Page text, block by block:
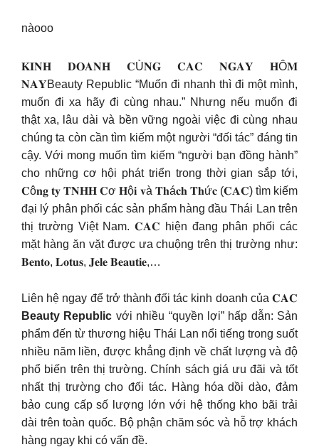
nàooo
𝐊𝐈𝐍𝐇 𝐃𝐎𝐀𝐍𝐇 𝐂Ù𝐍𝐆 𝐂𝐀𝐂 𝐍𝐆𝐀𝐘 𝐇Ô𝐌
𝐍𝐀𝐘Beauty Republic “Muốn đi nhanh thì đi một mình,
muốn đi xa hãy đi cùng nhau.” Nhưng nếu muốn đi
thật xa, lâu dài và bền vững ngoài việc đi cùng nhau
chúng ta còn cần tìm kiếm một người “đối tác” đáng tin
cậy. Với mong muốn tìm kiếm “người bạn đồng hành”
cho những cơ hội phát triển trong thời gian sắp tới,
𝐂ô𝐧𝐠 𝐭𝐲 𝐓𝐍𝐇𝐇 𝐂ơ 𝐇ộ𝐢 𝐯à 𝐓𝐡á𝐜𝐡 𝐓𝐡ứ𝐜 (𝐂𝐀𝐂) tìm kiếm
đại lý phân phối các sản phẩm hàng đầu Thái Lan trên
thị trường Việt Nam. 𝐂𝐀𝐂 hiện đang phân phối các
mặt hàng ăn vặt được ưa chuộng trên thị trường như:
𝐁𝐞𝐧𝐭𝐨, 𝐋𝐨𝐭𝐮𝐬, 𝐉𝐞𝐥𝐞 𝐁𝐞𝐚𝐮𝐭𝐢𝐞,…
Liên hệ ngay để trở thành đối tác kinh doanh của 𝐂𝐀𝐂
Beauty Republic với nhiều “quyền lợi” hấp dẫn: Sản
phẩm đến từ thương hiệu Thái Lan nổi tiếng trong suốt
nhiều năm liền, được khẳng định về chất lượng và độ
phổ biến trên thị trường. Chính sách giá ưu đãi và tốt
nhất thị trường cho đối tác. Hàng hóa dồi dào, đảm
bảo cung cấp số lượng lớn với hệ thống kho bãi trải
dài trên toàn quốc. Bộ phận chăm sóc và hỗ trợ khách
hàng ngay khi có vấn đề.